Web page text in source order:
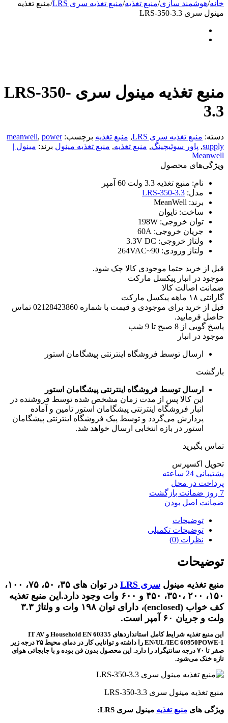
خانه/هوشمند سازی/منبع تغذیه/منبع تغذیه سری LRS /منبع تغذیه
مینول سری LRS-350-3.3
منبع تغذیه مینول سری LRS-350-
3.3
دسته: منبع تغذیه سری LRS , منبع تغذیه برچسب: meanwell, power
supply
, پاور سوئیچینگ, منبع تغذیه, منبع تغذیه مینول برند: مینول |
Meanwell
ویژگی‌های محصول
نام: منبع تغذیه 3.3 ولت 60 آمپر
مدل: LRS-350-3.3
برند: MeanWell
ساخت: تایوان
توان خروجی: 198W
جریان خروجی: 60A
ولتاژ خروجی: 3.3V DC
ولتاژ ورودی: 90~264VAC
قبل از خرید حتما موجودی کالا چک شود.
موجود در انبار پیکسل مارکت
ضمانت اصالت کالا
گارانتی ۱۸ ماهه پیکسل مارکت
قبل از خرید برای موجودی و قیمت با شماره 02128423860 تماس
حاصل فرمایید.
پاسخ گویی از 8 صبح تا 9 شب
موجود در انبار
ارسال توسط فروشگاه اینترنتی پیشگامان استور
بازگشت
ارسال توسط فروشگاه اینترنتی پیشگامان استور
این کالا پس از مدت زمان مشخص شده توسط فروشنده در
انبار فروشگاه اینترنتی پیشگامان استور تامین و آماده
پردازش می‌گردد و توسط پیک فروشگاه اینترنتی پیشگامان
استور در بازه انتخابی ارسال خواهد شد.
تماس بگیرید
تحویل اکسپرس
پشتیبانی 24 ساعته
پرداخت در محل
7 روز ضمانت بازگشت
ضمانت اصل بودن
توضیحات
توضیحات تکمیلی
نظرات (0)
توضیحات
منبع تغذیه مینول سری LRS
در توان های ۳۵، ۵۰، ۷۵، ۱۰۰،
۱۵۰، ۲۰۰ ،۳۵۰، ۴۵۰ و ۶۰۰ وات وجود دارد.این منبع تغذیه
کف خواب (enclosed)، دارای توان ۱۹۸ وات و ولتاژ ۳.۳
ولت و جریان ۶۰ آمپر است.
این منبع تغذیه شرایط کامل استانداردهای Household EN 60335 و IT AV
EN/UL/IEC 60950POWE-1 را داشته و توانایی کار در دمای محیط ۲۵ درجه زیر
صفر تا ۷۰ درجه سانتیگراد را دارد. این محصول بدون فن بوده و با جابجائی هوای
تازه خنک می‌شود.
منبع تغذیه مینول سری LRS-350-3.3
ویژگی های منبع تغذیه مینول سری LRS: